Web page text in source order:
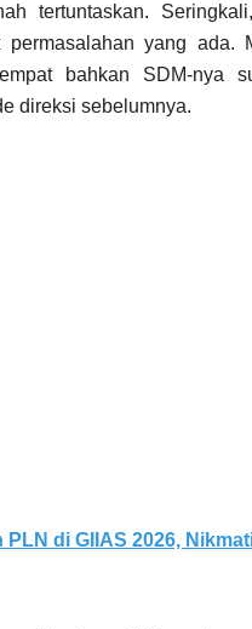
tertuntaskan.
permasalahan yang ada.
bahkan SDM-nya
direksi sebelumnya.
di GIIAS 2026,